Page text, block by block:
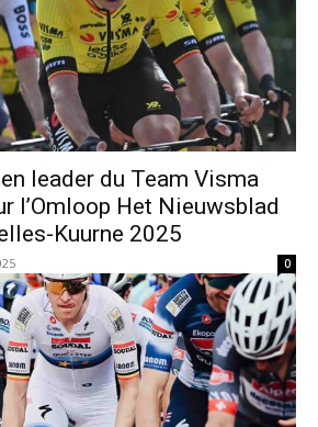
leader du Team Visma
l’Omloop Het Nieuwsblad
Kuurne 2025
0